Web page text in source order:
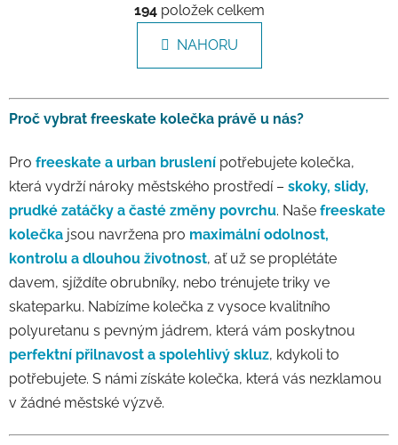
194položek celkem
NAHORU
Proč vybrat freeskate kolečka právě u nás?
Pro freeskate a urban bruslení potřebujete kolečka,
která vydrží nároky městského prostředí – skoky, slidy,
prudké zatáčky a časté změny povrchu. Naše freeskate
kolečka jsou navržena pro maximální odolnost,
kontrolu a dlouhou životnost, ať už se proplétáte
davem, sjíždíte obrubníky, nebo trénujete triky ve
skateparku. Nabízíme kolečka z vysoce kvalitního
polyuretanu s pevným jádrem, která vám poskytnou
perfektní přilnavost a spolehlivý skluz, kdykoli to
potřebujete. S námi získáte kolečka, která vás nezklamou
v žádné městské výzvě.